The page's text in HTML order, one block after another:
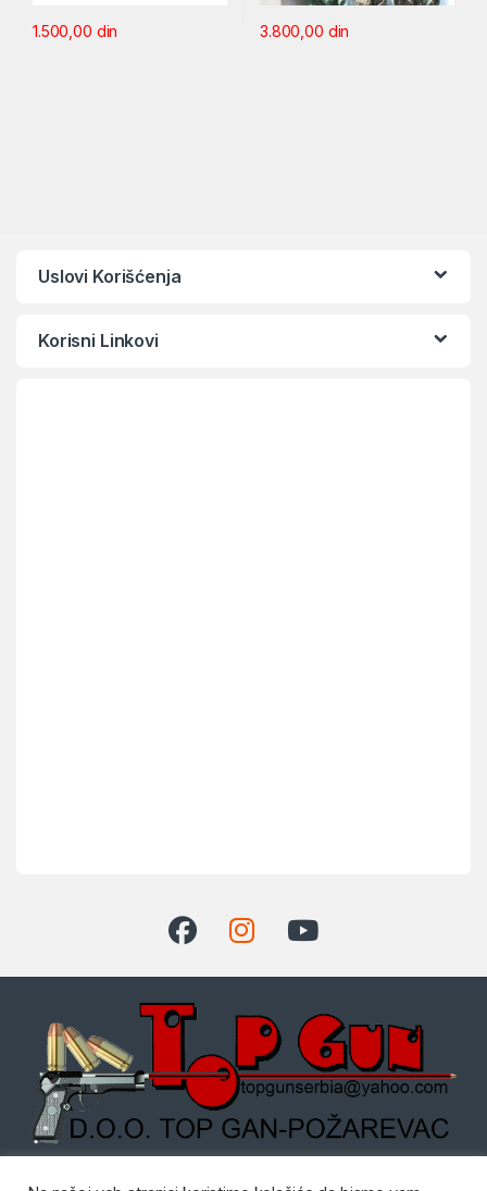
1.500,00 din 3.800,00 din
Uslovi Korišćenja
Korisni Linkovi
Dostupni radnim danom od: